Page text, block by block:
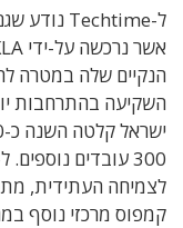
השקיעה בהתרחבות יותר מ-10 מיליון
קמפוס מרכזי נוסף